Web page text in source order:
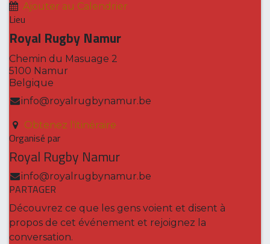
Ajouter au Calendrier
Lieu
Royal Rugby Namur
Chemin du Masuage 2
5100 Namur
Belgique
info@royalrugbynamur.be
Obtenez l'itinéraire
Organisé par
Royal Rugby Namur
info@royalrugbynamur.be
PARTAGER
Découvrez ce que les gens voient et disent à
propos de cet événement et rejoignez la
conversation.